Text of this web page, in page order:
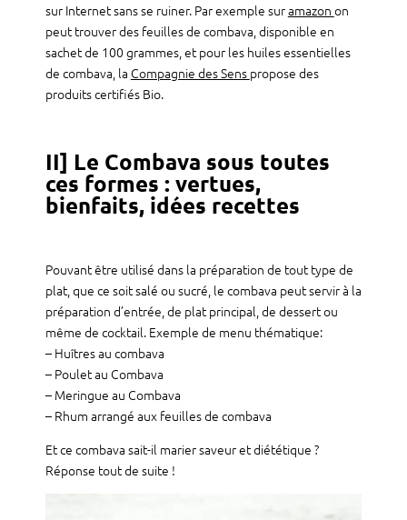
sur Internet sans se ruiner. Par exemple suramazon on
peut trouver des feuilles de combava, disponible en
sachet de 100 grammes, et pour les huiles essentielles
de combava, la Compagnie des Sens propose des
produits certifiés Bio.
II] Le Combava sous toutes
ces formes : vertues,
bienfaits, idées recettes
Pouvant être utilisé dans la préparation de tout type de
plat, que ce soit salé ou sucré, le combava peut servir à la
préparation d’entrée, de plat principal, de dessert ou
même de cocktail. Exemple de menu thématique:
– Huîtres au combava
– Poulet au Combava
– Meringue au Combava
– Rhum arrangé aux feuilles de combava
Et ce combava sait-il marier saveur et diététique ?
Réponse tout de suite !